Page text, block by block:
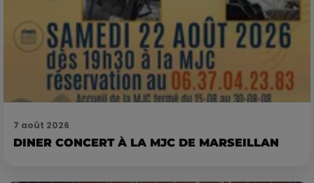
7 août 2026
DINER CONCERT À LA MJC DE MARSEILLAN